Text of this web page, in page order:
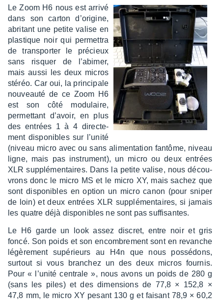
Le Zoom H6 nous est arrivé
dans son carton d’ori­gine,
abri­tant une petite valise en
plas­tique noir qui permet­tra
de trans­por­ter le précieux
sans risquer de l’abi­mer,
mais aussi les deux micros
stéréo. Car oui, la prin­ci­pale
nouveauté de ce Zoom H6
est son côté modu­laire,
permet­tant d’avoir, en plus
des entrées 1 à 4 direc­te­
ment dispo­nibles sur l’unité
(niveau micro avec ou sans alimen­ta­tion fantôme, niveau
ligne, mais pas instru­ment), un micro ou deux entrées
XLR supplé­men­taires. Dans la petite valise, nous décou­
vrons donc le micro MS et le micro XY, mais sachez que
sont dispo­nibles en option un micro canon (pour sniper
de loin) et deux entrées XLR supplé­men­taires, si jamais
les quatre déjà dispo­nibles ne sont pas suffi­santes.
Le H6 garde un look assez discret, entre noir et gris
foncé. Son poids et son encom­bre­ment sont en revanche
légè­re­ment supé­rieurs au H4n que nous possé­dons,
surtout si vous bran­chez un des deux micros four­nis.
Pour « l’unité centrale », nous avons un poids de 280 g
(sans les piles) et des dimen­sions de 77,8 × 152,8 ×
47,8 mm, le micro XY pesant 130 g et faisant 78,9 × 60,2